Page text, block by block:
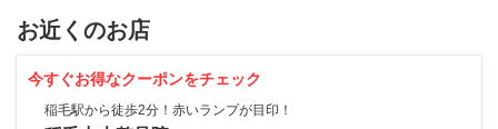
お近くのお店
今すぐお得なクーポンをチェック
稲毛駅から徒歩2分！赤いランプが目印！